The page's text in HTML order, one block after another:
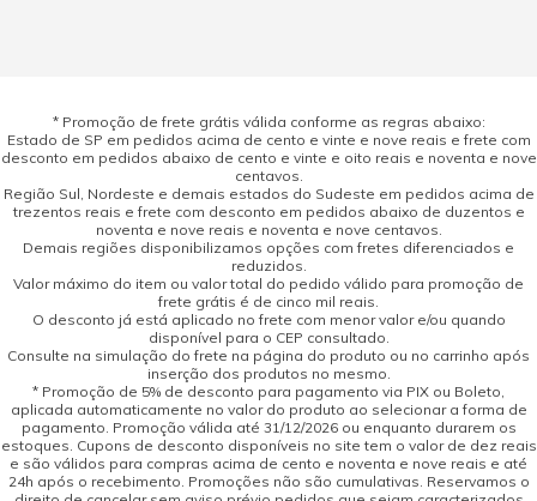
máquinas na loja/oficina, disse-me que se travasse o gatilho,
com fita isolante, apertando-o, a máquina teria uma duração
tres vezes maio...
09 dezembro 2015 - 10:40
NEUSA MARQUES TEIXEIRA
LAVADORA ROBUSTA, DE FACIL MANUSEIO.
11 maio 2017 - 07:25
nilza alves souza lembo
Aonde foram parar os comentários dos compradores da
lavadoras?
09 dezembro 2015 - 10:40
NUTRIVERDE CULTIVOS HIDROPONICOS
* Promoção de frete grátis válida conforme as regras abaixo:
Estado de SP em pedidos acima de cento e vinte e nove reais e frete com
desconto em pedidos abaixo de cento e vinte e oito reais e noventa e nove
centavos.
Região Sul, Nordeste e demais estados do Sudeste em pedidos acima de
trezentos reais e frete com desconto em pedidos abaixo de duzentos e
noventa e nove reais e noventa e nove centavos.
Demais regiões disponibilizamos opções com fretes diferenciados e
reduzidos.
Valor máximo do item ou valor total do pedido válido para promoção de
frete grátis é de cinco mil reais.
O desconto já está aplicado no frete com menor valor e/ou quando
disponível para o CEP consultado.
Consulte na simulação do frete na página do produto ou no carrinho após
inserção dos produtos no mesmo.
* Promoção de 5% de desconto para pagamento via PIX ou Boleto,
aplicada automaticamente no valor do produto ao selecionar a forma de
pagamento. Promoção válida até 31/12/2026 ou enquanto durarem os
estoques. Cupons de desconto disponíveis no site tem o valor de dez reais
e são válidos para compras acima de cento e noventa e nove reais e até
24h após o recebimento. Promoções não são cumulativas. Reservamos o